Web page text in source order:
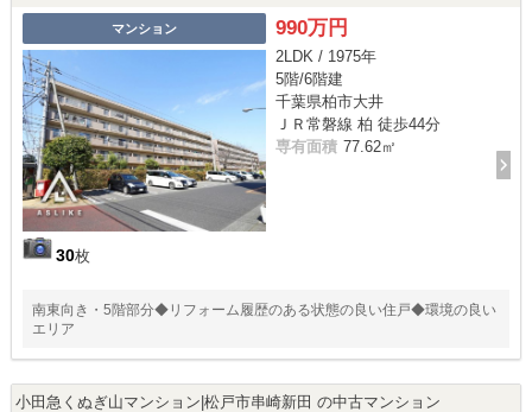
マンション
30枚
990万円
2LDK / 1975年
5階/6階建
千葉県柏市大井
ＪＲ常磐線 柏 徒歩44分
専有面積 77.62㎡
南東向き・5階部分◆リフォーム履歴のある状態の良い住戸◆環境の良い
エリア
小田急くぬぎ山マンション|松戸市串崎新田 の中古マンション